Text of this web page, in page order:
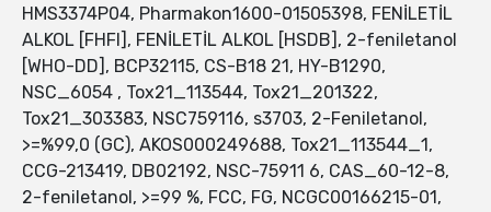
HMS3374P04, Pharmakon1600-01505398, FENİLETİL
ALKOL [FHFI], FENİLETİL ALKOL [HSDB], 2-feniletanol
[WHO-DD], BCP32115, CS-B18 21, HY-B1290,
NSC_6054 , Tox21_113544, Tox21_201322,
Tox21_303383, NSC759116, s3703, 2-Feniletanol,
>=%99,0 (GC), AKOS000249688, Tox21_113544_1,
CCG-213419, DB02192, NSC-75911 6, CAS_60-12-8,
2-feniletanol, >=99 %, FCC, FG, NCGC00166215-01,